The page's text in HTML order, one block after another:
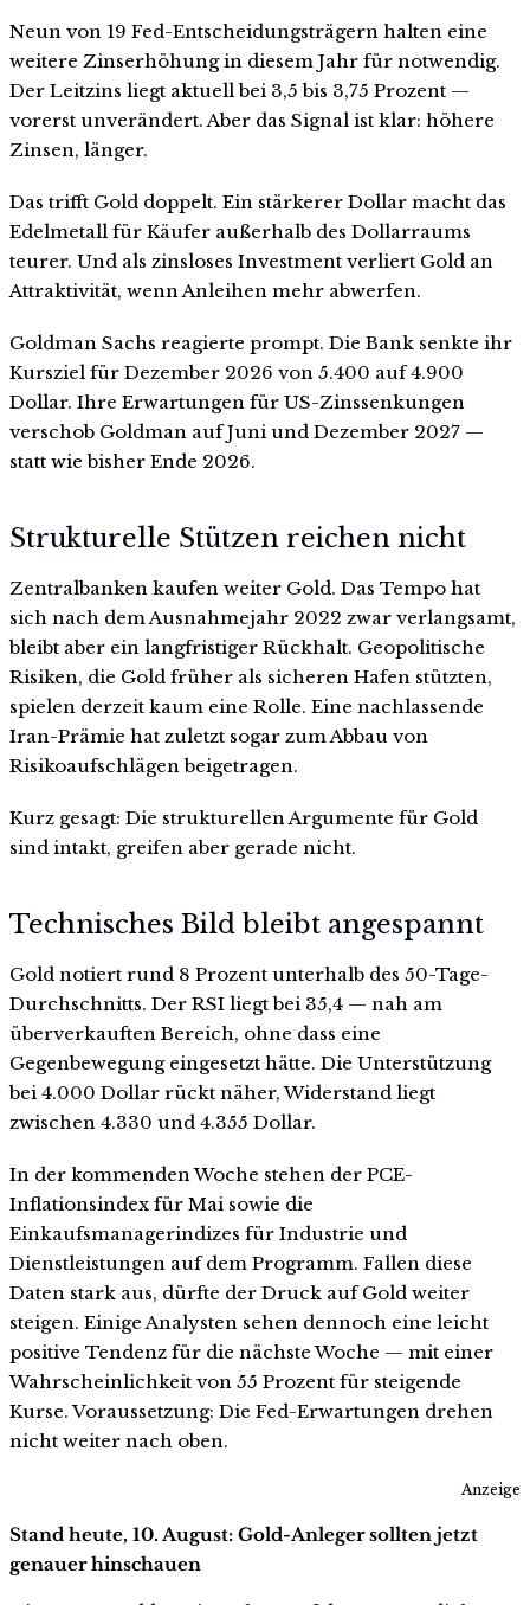
Neun von 19 Fed-Entscheidungsträgern halten eine
weitere Zinserhöhung in diesem Jahr für notwendig.
Der Leitzins liegt aktuell bei 3,5 bis 3,75 Prozent —
vorerst unverändert. Aber das Signal ist klar: höhere
Zinsen, länger.
Das trifft Gold doppelt. Ein stärkerer Dollar macht das
Edelmetall für Käufer außerhalb des Dollarraums
teurer. Und als zinsloses Investment verliert Gold an
Attraktivität, wenn Anleihen mehr abwerfen.
Goldman Sachs reagierte prompt. Die Bank senkte ihr
Kursziel für Dezember 2026 von 5.400 auf 4.900
Dollar. Ihre Erwartungen für US-Zinssenkungen
verschob Goldman auf Juni und Dezember 2027 —
statt wie bisher Ende 2026.
Strukturelle Stützen reichen nicht
Zentralbanken kaufen weiter Gold. Das Tempo hat
sich nach dem Ausnahmejahr 2022 zwar verlangsamt,
bleibt aber ein langfristiger Rückhalt. Geopolitische
Risiken, die Gold früher als sicheren Hafen stützten,
spielen derzeit kaum eine Rolle. Eine nachlassende
Iran-Prämie hat zuletzt sogar zum Abbau von
Risikoaufschlägen beigetragen.
Kurz gesagt: Die strukturellen Argumente für Gold
sind intakt, greifen aber gerade nicht.
Technisches Bild bleibt angespannt
Gold notiert rund 8 Prozent unterhalb des 50-Tage-
Durchschnitts. Der RSI liegt bei 35,4 — nah am
überverkauften Bereich, ohne dass eine
Gegenbewegung eingesetzt hätte. Die Unterstützung
bei 4.000 Dollar rückt näher, Widerstand liegt
zwischen 4.330 und 4.355 Dollar.
In der kommenden Woche stehen der PCE-
Inflationsindex für Mai sowie die
Einkaufsmanagerindizes für Industrie und
Dienstleistungen auf dem Programm. Fallen diese
Daten stark aus, dürfte der Druck auf Gold weiter
steigen. Einige Analysten sehen dennoch eine leicht
positive Tendenz für die nächste Woche — mit einer
Wahrscheinlichkeit von 55 Prozent für steigende
Kurse. Voraussetzung: Die Fed-Erwartungen drehen
nicht weiter nach oben.
Anzeige
Stand heute, 10. August: Gold-Anleger sollten jetzt
genauer hinschauen